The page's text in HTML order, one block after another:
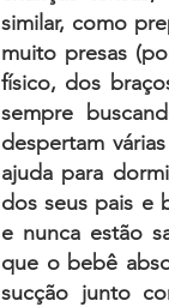
similar, como
muito presas
físico, dos
sempre
despertam
ajuda para
dos seus pais e
e nunca estão
que o bebê
sucção junto